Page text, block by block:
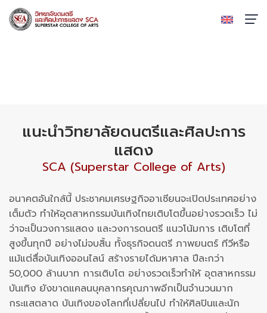
แนะนำวิทยาลัยดนตรีและศิลปะการ
แสดง
SCA (Superstar College of Arts)
อนาคตอันใกล้นี้ ประชาคมเศรษฐกิจอาเซียนจะเปิดประเทศอย่าง
เต็มตัว ทำให้อุตสาหกรรมบันเทิงไทยเติบโตขึ้นอย่างรวดเร็ว ไม่
ว่าจะเป็นวงการแสดง และวงการดนตรี แนวโน้มการ เติบโตที่
สูงขึ้นทุกปี อย่างไม่จบสิ้น ทั้งธุรกิจดนตรี ภาพยนตร์ ทีวีหรือ
แม้แต่สื่อบันเทิงออนไลน์ สร้างรายได้มหาศาล ปีละกว่า
50,000 ล้านบาท การเติบโต อย่างรวดเร็วทำให้ อุตสาหกรรม
บันเทิง ยังขาดแคลนบุคลากรคุณภาพอีกเป็นจำนวนมาก
กระแสตลาด บันเทิงของโลกที่เปลี่ยนไป ทำให้ศิลปินและนัก